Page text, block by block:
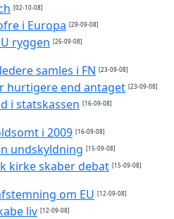
[02-10-08]
i Europa [29-09-08]
ryggen [26-09-08]
samles i FN [23-09-08]
hurtigere end antaget [23-09-08]
i statskassen [16-09-08]
i 2009 [16-09-08]
undskyldning [15-09-08]
kirke skaber debat [15-09-08]
om EU [12-09-08]
liv [12-09-08]